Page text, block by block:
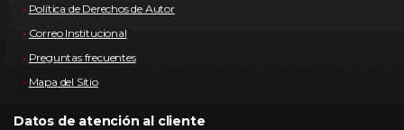
Política de Derechos de Autor
Correo Institucional
Preguntas frecuentes
Mapa del Sitio
Datos de atención al cliente